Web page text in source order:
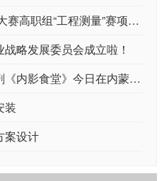
2022年全国职业院校技能大赛高职组“工程测量”赛项在云南交通职业技术学院隆重开幕
略发展委员会成立啦！
开机啦！原创系列音乐短剧《内影食堂》今日在内蒙古电影集团举行开机仪式
装
案设计